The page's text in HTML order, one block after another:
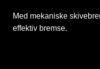
Med mekaniske
effektiv bremse.